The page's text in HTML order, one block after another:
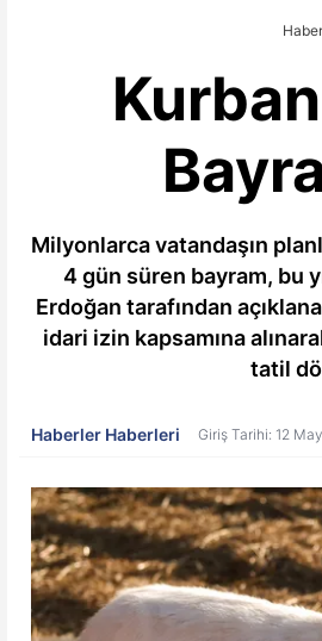
Milyonlarca vatandaşın
4 gün süren bayram, bu
Erdoğan tarafından
idari izin kapsamına
tatil
Haberler Haberleri Giriş Tarihi: 12